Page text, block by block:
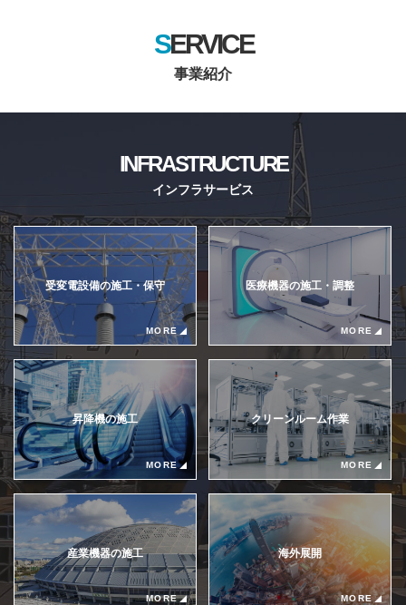
SERVICE
事業紹介
INFRASTRUCTURE
インフラサービス
受変電設備の施工・保守
MORE
医療機器の施工・調整
MORE
昇降機の施⼯
MORE
クリーンルーム作業
MORE
産業機器の施⼯
MORE
海外展開
MORE